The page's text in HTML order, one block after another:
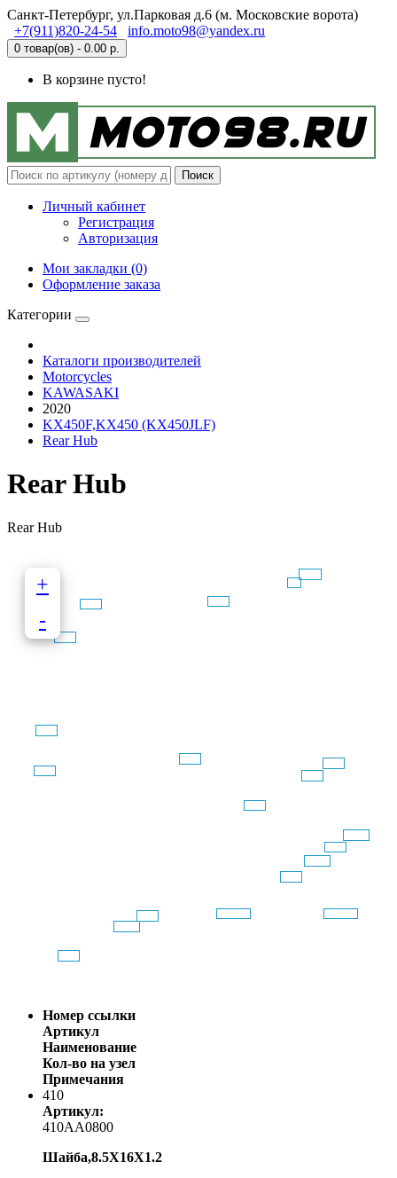
Санкт-Петербург, ул.Парковая д.6 (м. Московские ворота)
+7(911)820-24-54
info.moto98@yandex.ru
0 товар(ов) - 0.00 р.
В корзине пусто!
Поиск
Личный кабинет
Регистрация
Авторизация
Мои закладки (0)
Оформление заказа
Категории
Каталоги производителей
Motorcycles
KAWASAKI
2020
KX450F,KX450 (KX450JLF)
Rear Hub
Rear Hub
Rear Hub
+
-
Номер ссылки
Артикул
Наименование
Кол-во на узел
Примечания
410
Артикул:
410AA0800
Шайба,8.5X16X1.2